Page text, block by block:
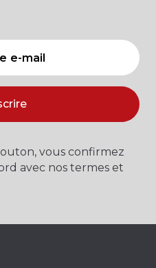
vous confirmez
avec nos termes et